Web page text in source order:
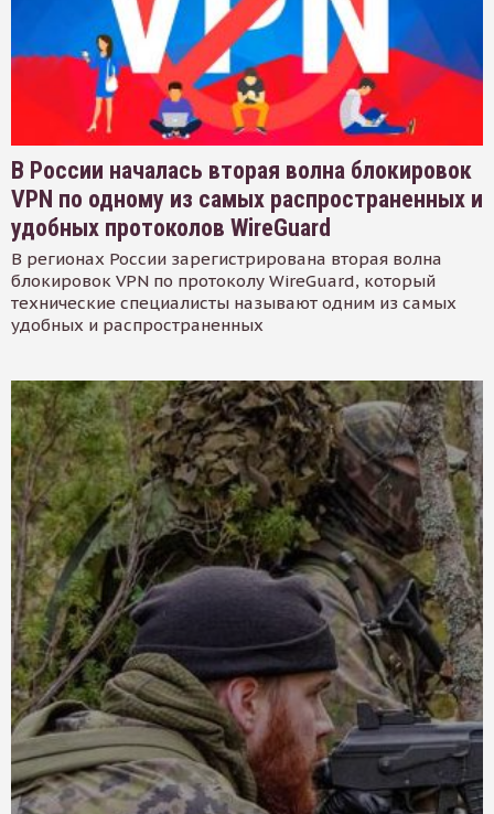
В России началась вторая волна блокировок
VPN по одному из самых распространенных и
удобных протоколов WireGuard
В регионах России зарегистрирована вторая волна
блокировок VPN по протоколу WireGuard, который
технические специалисты называют одним из самых
удобных и распространенных